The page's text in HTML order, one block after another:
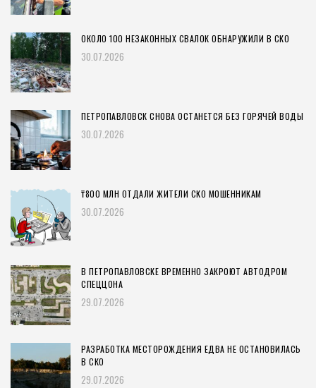
ОКОЛО 100 НЕЗАКОННЫХ СВАЛОК ОБНАРУЖИЛИ В СКО
30.07.2026
ПЕТРОПАВЛОВСК СНОВА ОСТАНЕТСЯ БЕЗ ГОРЯЧЕЙ ВОДЫ
30.07.2026
₸800 МЛН ОТДАЛИ ЖИТЕЛИ СКО МОШЕННИКАМ
30.07.2026
В ПЕТРОПАВЛОВСКЕ ВРЕМЕННО ЗАКРОЮТ АВТОДРОМ
СПЕЦЦОНА
29.07.2026
РАЗРАБОТКА МЕСТОРОЖДЕНИЯ ЕДВА НЕ ОСТАНОВИЛАСЬ
В СКО
29.07.2026